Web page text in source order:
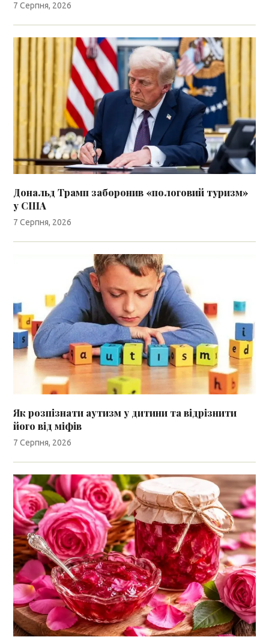
7 Серпня, 2026
Дональд Трамп заборонив «пологовий туризм»
у США
7 Серпня, 2026
Як розпізнати аутизм у дитини та відрізнити
його від міфів
7 Серпня, 2026